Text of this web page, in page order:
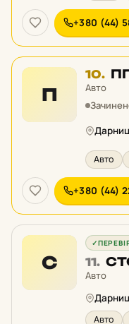
+380 (44)
П
10.
у
Авто
Авто
+380 (44)
С
✓
11.
11
Авто
Авто